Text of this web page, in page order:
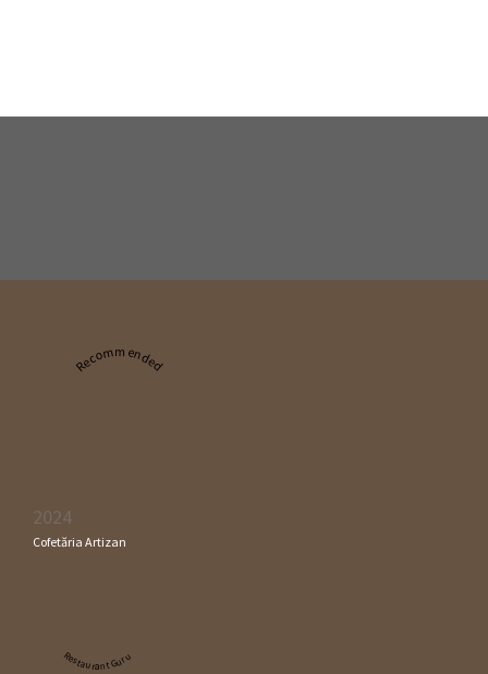
Recommended
2024
Cofetăria Artizan
Restaurant Guru